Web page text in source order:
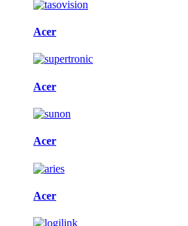
Acer
Acer
Acer
Acer